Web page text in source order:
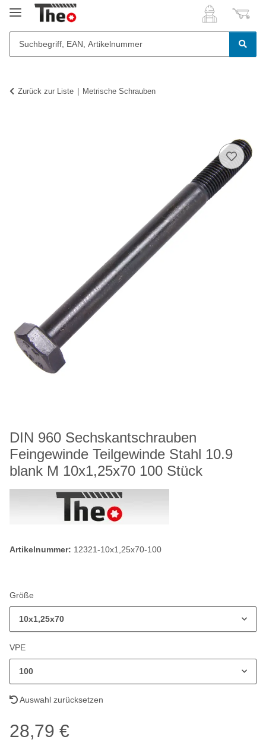
Zurück zur Liste Metrische Schrauben
DIN 960 Sechskantschrauben
Feingewinde Teilgewinde Stahl 10.9
blank M 10x1,25x70 100 Stück
Artikelnummer: 12321-10x1,25x70-100
Größe
10x1,25x70
VPE
100
Auswahl zurücksetzen
28,79 €